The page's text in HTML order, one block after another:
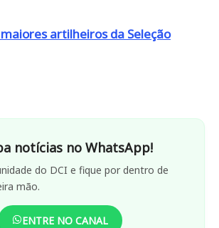
artilheiros da Seleção
notícias no WhatsApp!
do DCI e fique por dentro de
mão.
ENTRE NO CANAL